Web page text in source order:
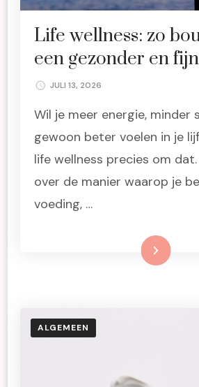
Life wellness: zo
een gezonder en
JULI 13, 2026
Wil je meer energie, minder
gewoon beter voelen in je
life wellness precies om
over de manier waarop je
voeding, …
Lees meer
ALGEMEEN